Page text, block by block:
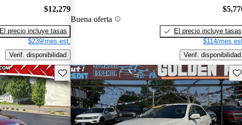
$12,279
El precio incluye tasas
$239/mes est.
Verif. disponibilidad
Buena oferta
El precio incluye tasas
$114/mes
Verif. disponibilidad
Guarda este Aviso